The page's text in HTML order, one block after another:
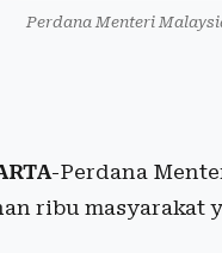
Perdana Menteri
-Perdana
ribu